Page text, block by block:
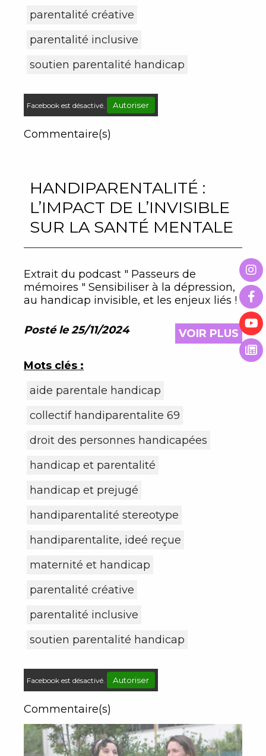
parentalité créative
parentalité inclusive
soutien parentalité handicap
Facebook est désactivé. Autoriser
Commentaire(s)
HANDIPARENTALITÉ :
L’IMPACT DE L’INVISIBLE
SUR LA SANTÉ MENTALE
Extrait du podcast " Passeurs de
mémoires " Sensibiliser à la dépression,
au handicap invisible, et les enjeux liés !
Posté le 25/11/2024 VOIR PLUS
Mots clés :
aide parentale handicap
collectif handiparentalite 69
droit des personnes handicapées
handicap et parentalité
handicap et prejugé
handiparentalité stereotype
handiparentalite, ideé reçue
maternité et handicap
parentalité créative
parentalité inclusive
soutien parentalité handicap
Facebook est désactivé. Autoriser
Commentaire(s)